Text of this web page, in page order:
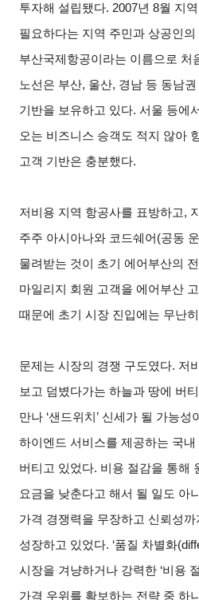
투자해 설립됐다. 2007년 8월 지
필요하다는 지역 주민과 상공인의
부산국제항공이라는 이름으로 처
노선은 부산, 울산, 경남 등 동남
기반을 보유하고 있다. 서울 등에
오는 비즈니스 승객도 적지 않아
고객 기반은 충분했다.
저비용 지역 항공사를 표방하고,
주주 아시아나와 코드쉐어(공동
물려받는 것이 초기 에어부산의
마일리지 회원 고객을 에어부산
때문에 초기 시장 진입에는 무난
문제는 시장의 경쟁 구도였다. 저
보고 덤볐다가는 하늘과 땅에 버
만나 ‘샌드위치’ 신세가 될 가능
하이엔드 서비스를 제공하는 국내
버티고 있었다. 비용 절감을 통해
요금을 낮춘다고 해서 될 일도 아
가격 경쟁력을 무장하고 신뢰성까
성장하고 있었다. ‘품질 차별화
시장을 겨냥하거나 강력한 ‘비용
가격 우위를 확보하는 전략 중 하